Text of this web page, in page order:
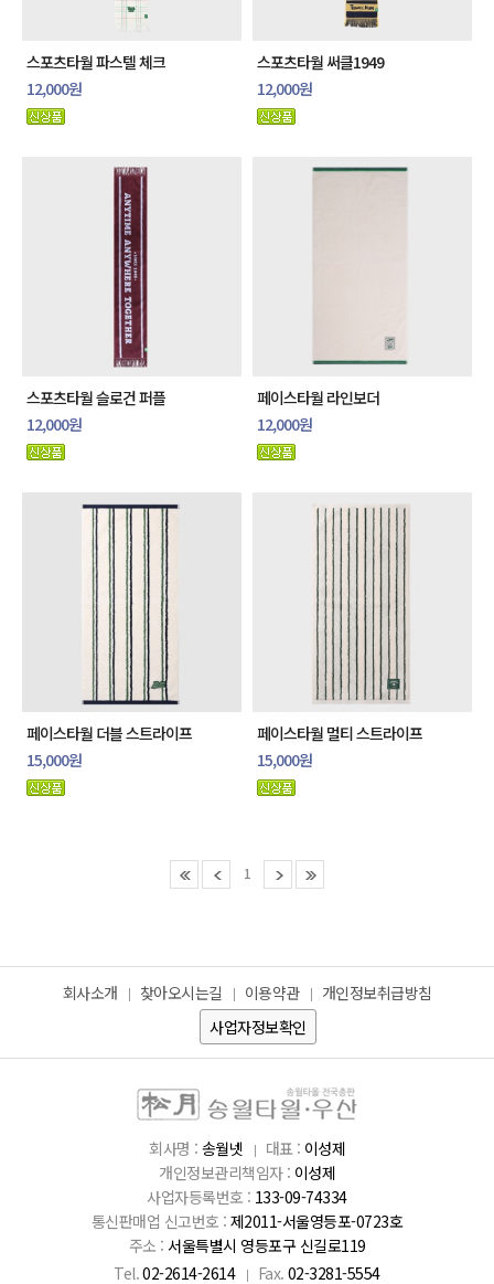
스포츠타월 파스텔 체크
12,000원
스포츠타월 써클1949
12,000원
스포츠타월 슬로건 퍼플
12,000원
페이스타월 라인보더
12,000원
페이스타월 더블 스트라이프
15,000원
페이스타월 멀티 스트라이프
15,000원
1
회사소개 찾아오시는길 이용약관
개인정보취급방침
사업자정보확인
회사명 : 송월넷 대표 : 이성제
개인정보관리책임자 : 이성제
사업자등록번호 : 133-09-74334
통신판매업 신고번호 : 제2011-서울영등포-0723호
주소 : 서울특별시 영등포구 신길로119
Tel.02-2614-2614 Fax. 02-3281-5554